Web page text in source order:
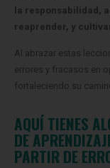
la responsabilidad,
reaprender, y
Al abrazar estas
errores y fracasos en
fortaleciendo su
AQUÍ TIENES
DE
PARTIR DE